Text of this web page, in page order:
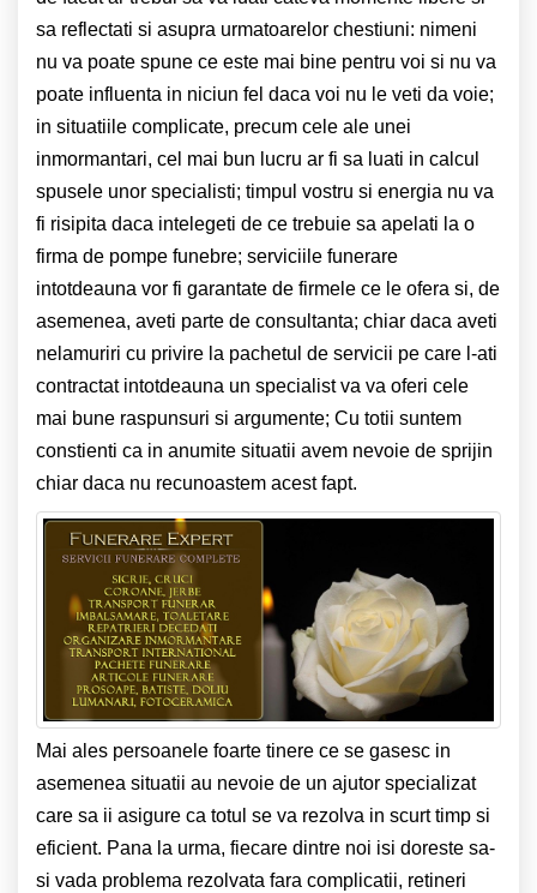
sa reflectati si asupra urmatoarelor chestiuni: nimeni
nu va poate spune ce este mai bine pentru voi si nu va
poate influenta in niciun fel daca voi nu le veti da voie;
in situatiile complicate, precum cele ale unei
inmormantari, cel mai bun lucru ar fi sa luati in calcul
spusele unor specialisti; timpul vostru si energia nu va
fi risipita daca intelegeti de ce trebuie sa apelati la o
firma de pompe funebre; serviciile funerare
intotdeauna vor fi garantate de firmele ce le ofera si, de
asemenea, aveti parte de consultanta; chiar daca aveti
nelamuriri cu privire la pachetul de servicii pe care l-ati
contractat intotdeauna un specialist va va oferi cele
mai bune raspunsuri si argumente; Cu totii suntem
constienti ca in anumite situatii avem nevoie de sprijin
chiar daca nu recunoastem acest fapt.
Mai ales persoanele foarte tinere ce se gasesc in
asemenea situatii au nevoie de un ajutor specializat
care sa ii asigure ca totul se va rezolva in scurt timp si
eficient. Pana la urma, fiecare dintre noi isi doreste sa-
si vada problema rezolvata fara complicatii, retineri